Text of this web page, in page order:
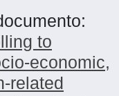
to
economic,
related